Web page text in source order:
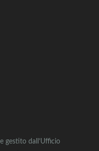
gestito dall’Ufficio